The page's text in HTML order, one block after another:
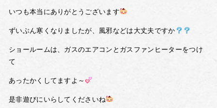
いつも本当にありがとうございます
ずいぶん寒くなりましたが、風邪などは大丈夫ですか
ショールームは、ガスのエアコンとガスファンヒーターをつけ
て
あったかくしてますよ～
是非遊びにいらしてくださいね